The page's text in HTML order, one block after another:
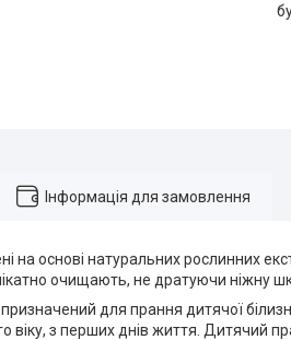
Інформація для замовлення
на основі натуральних рослинних
очищають, не дратуючи ніжну
призначений для прання дитячої
віку, з перших днів життя. Дитячий